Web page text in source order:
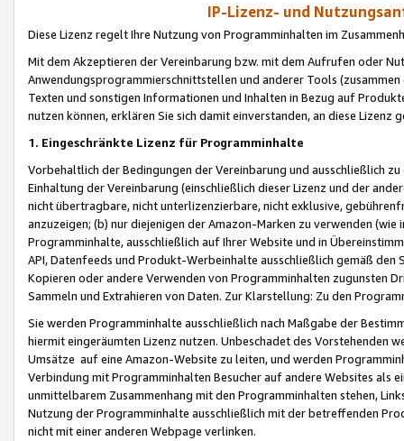
IP-Lizenz- und
Diese Lizenz regelt Ihre Nutzung von Programminhalten im
Mit dem Akzeptieren der Vereinbarung bzw. mit dem Aufrufen oder
Anwendungsprogrammierschnittstellen und anderer Tools (zusammen
Texten und sonstigen Informationen und Inhalten in Bezug auf
nutzen können, erklären Sie sich damit einverstanden, an diese Lizenz
1. Eingeschränkte Lizenz für Programminhalte
Vorbehaltlich der Bedingungen der Vereinbarung und ausschließlich
Einhaltung der Vereinbarung (einschließlich dieser Lizenz und der
nicht übertragbare, nicht unterlizenzierbare, nicht exklusive,
anzuzeigen; (b) nur diejenigen der Amazon-Marken zu verwenden
Programminhalte, ausschließlich auf Ihrer Website und in
API, Datenfeeds und Produkt-Werbeinhalte ausschließlich gemäß
Kopieren oder andere Verwenden von Programminhalten zugunsten
Sammeln und Extrahieren von Daten. Zur Klarstellung: Zu den
Sie werden Programminhalte ausschließlich nach Maßgabe der
hiermit eingeräumten Lizenz nutzen. Unbeschadet des Vorstehenden
Umsätze auf eine Amazon-Website zu leiten, und werden
Verbindung mit Programminhalten Besucher auf andere Websites als
unmittelbarem Zusammenhang mit den Programminhalten stehen,
Nutzung der Programminhalte ausschließlich mit der betreffenden
nicht mit einer anderen Webpage verlinken.